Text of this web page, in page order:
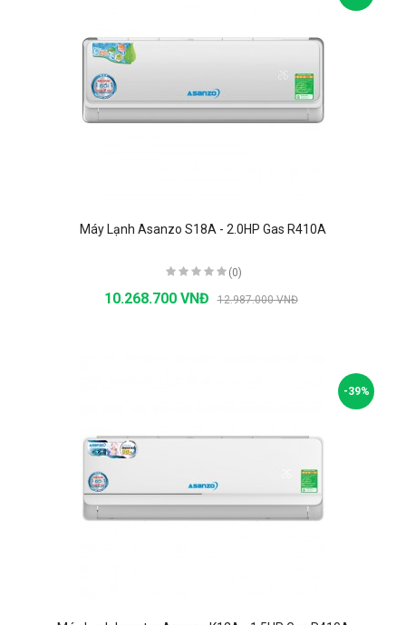
Máy Lạnh Asanzo S18A - 2.0HP Gas R410A
(0)
10.268.700 VNĐ 12.987.000 VNĐ
-39%